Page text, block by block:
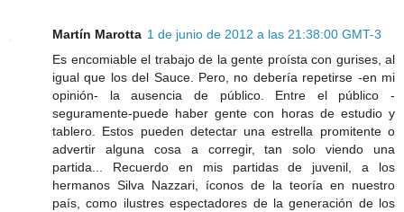
Martín Marotta 1 de junio de 2012 a las 21:38:00 GMT-3
Es encomiable el trabajo de la gente proísta con gurises, al
igual que los del Sauce. Pero, no debería repetirse -en mi
opinión- la ausencia de público. Entre el público -
seguramente-puede haber gente con horas de estudio y
tablero. Estos pueden detectar una estrella promitente o
advertir alguna cosa a corregir, tan solo viendo una
partida... Recuerdo en mis partidas de juvenil, a los
hermanos Silva Nazzari, íconos de la teoría en nuestro
país, como ilustres espectadores de la generación de los